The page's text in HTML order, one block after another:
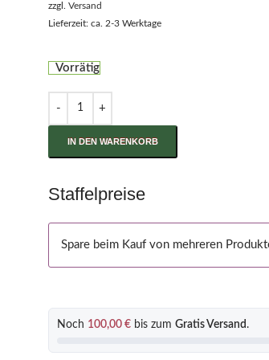
zzgl. Versand
Lieferzeit: ca. 2-3 Werktage
Vorrätig
IN DEN WARENKORB
Staffelpreise
Spare beim Kauf von mehreren
Noch 100,00 € bis zum Gratis Versand .